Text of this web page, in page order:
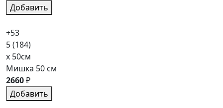
Добавить
+53
5(184)
x 50см
Мишка 50 см
2660₽
Добавить